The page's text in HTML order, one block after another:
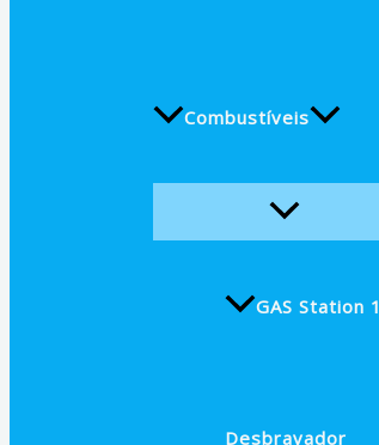
Combustíveis
GAS Station
Desbravador